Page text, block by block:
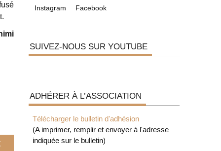
Instagram Facebook
SUIVEZ-NOUS SUR YOUTUBE
ADHÉRER À L’ASSOCIATION
Télécharger le bulletin d'adhésion
(A imprimer, remplir et envoyer à l'adresse
indiquée sur le bulletin)